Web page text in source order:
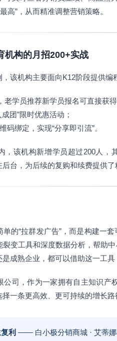
高”，从而精准调整营销策略。
机构的月招200+实战
该机构主要面向K12阶段提供
老学员推荐新学员报名可直接获
团”限时优惠活动；
码绑定，实现“分享即引流”。
，该机构新增学员超过200人，
台，为后续的复购和续费提供了
的“拉群发广告”，而是构建一
变工具和深度数据分析，帮助
成熟企业，都可以借助这一工
公司，作为一家拥有自主知识
一条更高效、更可持续的增长路
利 —— 白小极分销商城 · 艾蒂